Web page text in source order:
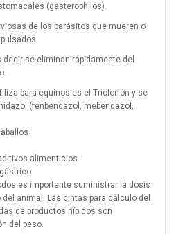
(gasterophilos).
de los parásitos que mueren o
se eliminan rápidamente del
para equinos es el Triclorfón y se
(fenbendazol, mebendazol,
alimenticios
es importante suministrar la dosis
animal. Las cintas para cálculo del
de productos hípicos son
del peso.